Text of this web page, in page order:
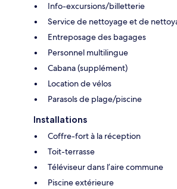
Info-excursions/billetterie
Service de nettoyage et de
Entreposage des bagages
Personnel multilingue
Cabana (supplément)
Location de vélos
Parasols de plage/piscine
Installations
Coffre-fort à la réception
Toit-terrasse
Téléviseur dans l’aire commune
Piscine extérieure